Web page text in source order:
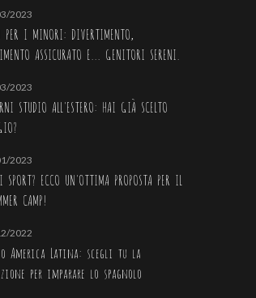
2023
PER I MINORI: DIVERTIMENTO,
ASSICURATO E... GENITORI SERENI.
2023
STUDIO ALL'ESTERO: HAI GIÀ SCELTO
2023
SPORT? ECCO UN'OTTIMA PROPOSTA PER IL
CAMP!
2022
o America Latina: scegli tu la
per imparare lo spagnolo